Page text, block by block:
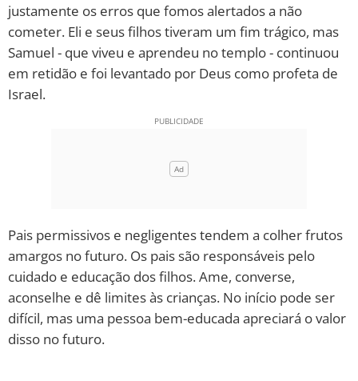
justamente os erros que fomos alertados a não
cometer. Eli e seus filhos tiveram um fim trágico, mas
Samuel - que viveu e aprendeu no templo - continuou
em retidão e foi levantado por Deus como profeta de
Israel.
Pais permissivos e negligentes tendem a colher frutos
amargos no futuro. Os pais são responsáveis pelo
cuidado e educação dos filhos. Ame, converse,
aconselhe e dê limites às crianças. No início pode ser
difícil, mas uma pessoa bem-educada apreciará o valor
disso no futuro.